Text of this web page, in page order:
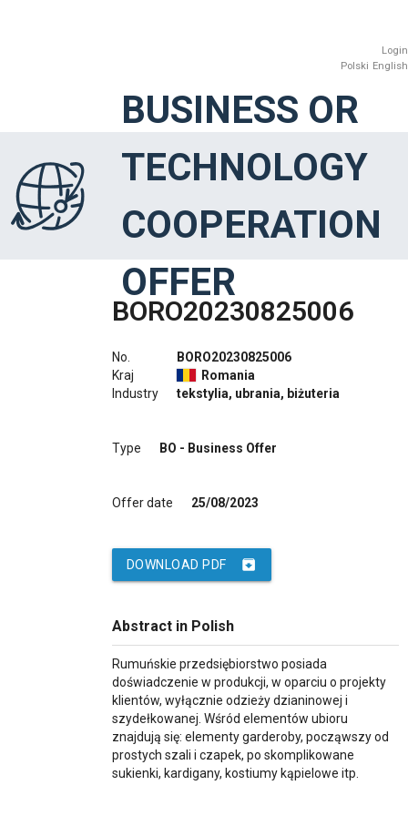
Login
Polski English
BUSINESS OR
TECHNOLOGY
COOPERATION
OFFER
BORO20230825006
No.
Kraj
Industry
BORO20230825006
Romania
tekstylia, ubrania, biżuteria
Type BO - Business Offer
Offer date 25/08/2023
archive
DOWNLOAD PDF
Abstract in Polish
Rumuńskie przedsiębiorstwo posiada
doświadczenie w produkcji, w oparciu o projekty
klientów, wyłącznie odzieży dzianinowej i
szydełkowanej. Wśród elementów ubioru
znajdują się: elementy garderoby, począwszy od
prostych szali i czapek, po skomplikowane
sukienki, kardigany, kostiumy kąpielowe itp.